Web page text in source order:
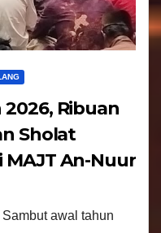
Ribuan
Sholat
MAJT An-Nuur
awal tahun